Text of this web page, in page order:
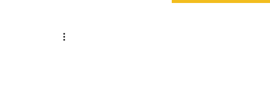
Fitnessboxen